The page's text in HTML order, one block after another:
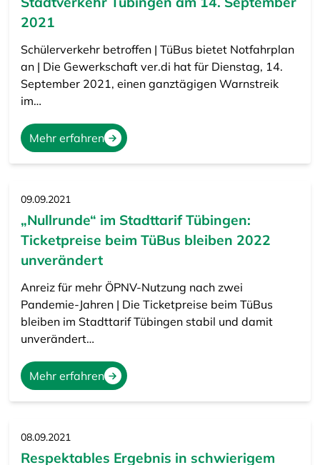
2021
Schülerverkehr betroffen | TüBus bietet Notfahrplan
an | Die Gewerkschaft ver.di hat für Dienstag, 14.
September 2021, einen ganztägigen Warnstreik
im…
Mehr erfahren
09.09.2021
„Nullrunde“ im Stadttarif Tübingen:
Ticketpreise beim TüBus bleiben 2022
unverändert
Anreiz für mehr ÖPNV-Nutzung nach zwei
Pandemie-Jahren | Die Ticketpreise beim TüBus
bleiben im Stadttarif Tübingen stabil und damit
unverändert…
Mehr erfahren
08.09.2021
Respektables Ergebnis in schwierigem